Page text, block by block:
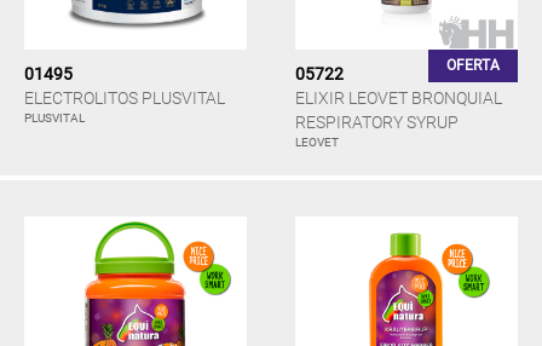
01495
ELECTROLITOS PLUSVITAL
PLUSVITAL
05722 OFERTA
ELIXIR LEOVET BRONQUIAL
RESPIRATORY SYRUP
LEOVET